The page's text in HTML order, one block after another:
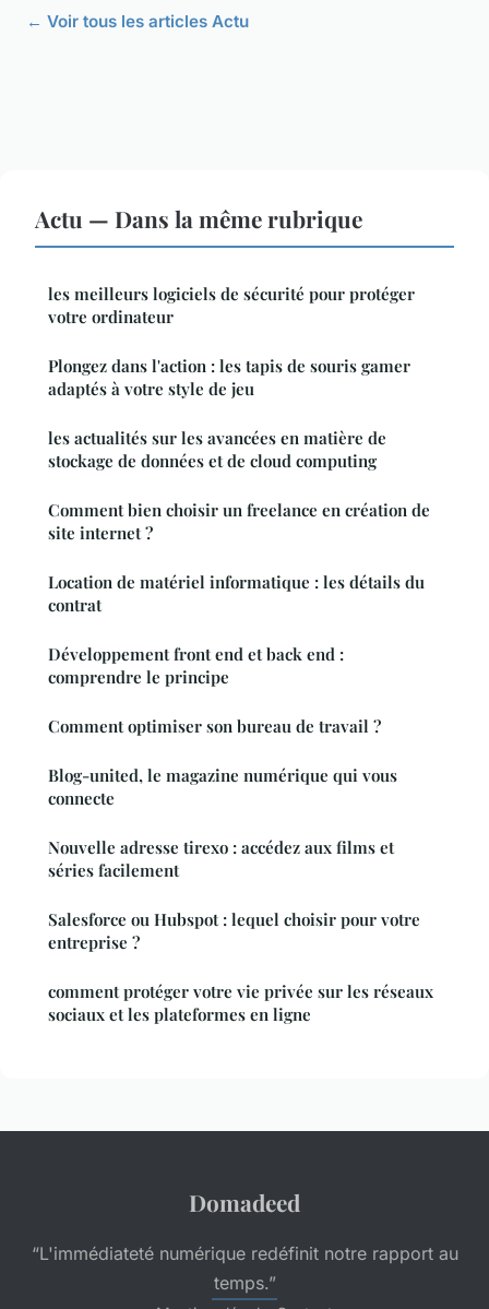
← Voir tous les articles Actu
Actu — Dans la même rubrique
les meilleurs logiciels de sécurité pour protéger
votre ordinateur
Plongez dans l'action : les tapis de souris gamer
adaptés à votre style de jeu
les actualités sur les avancées en matière de
stockage de données et de cloud computing
Comment bien choisir un freelance en création de
site internet ?
Location de matériel informatique : les détails du
contrat
Développement front end et back end :
comprendre le principe
Comment optimiser son bureau de travail ?
Blog-united, le magazine numérique qui vous
connecte
Nouvelle adresse tirexo : accédez aux films et
séries facilement
Salesforce ou Hubspot : lequel choisir pour votre
entreprise ?
comment protéger votre vie privée sur les réseaux
sociaux et les plateformes en ligne
Domadeed
“L'immédiateté numérique redéfinit notre rapport au
temps.”